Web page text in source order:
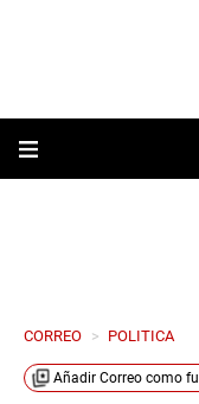
CORREO > POLITICA
Añadir Correo como